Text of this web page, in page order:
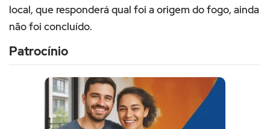
local, que responderá qual foi a origem do fogo, ainda
não foi concluído.
Patrocínio